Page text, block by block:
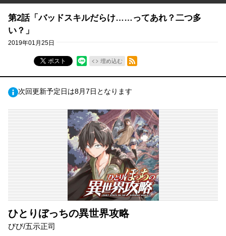
第2話「バッドスキルだらけ……ってあれ？二つ多
い？」
2019年01月25日
ポスト 埋め込む
RSSフィード
次回更新予定日は8月7日となります
ひとりぼっちの異世界攻略
びび/五示正司